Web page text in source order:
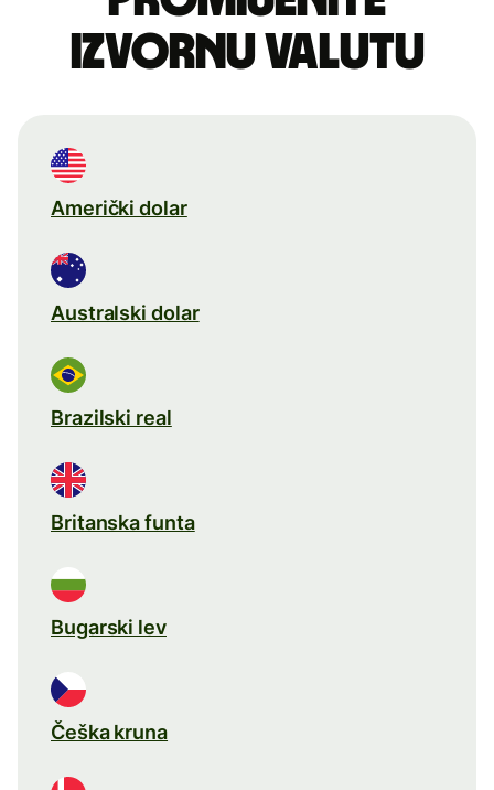
izvornu valutu
Američki dolar
Australski dolar
Brazilski real
Britanska funta
Bugarski lev
Češka kruna